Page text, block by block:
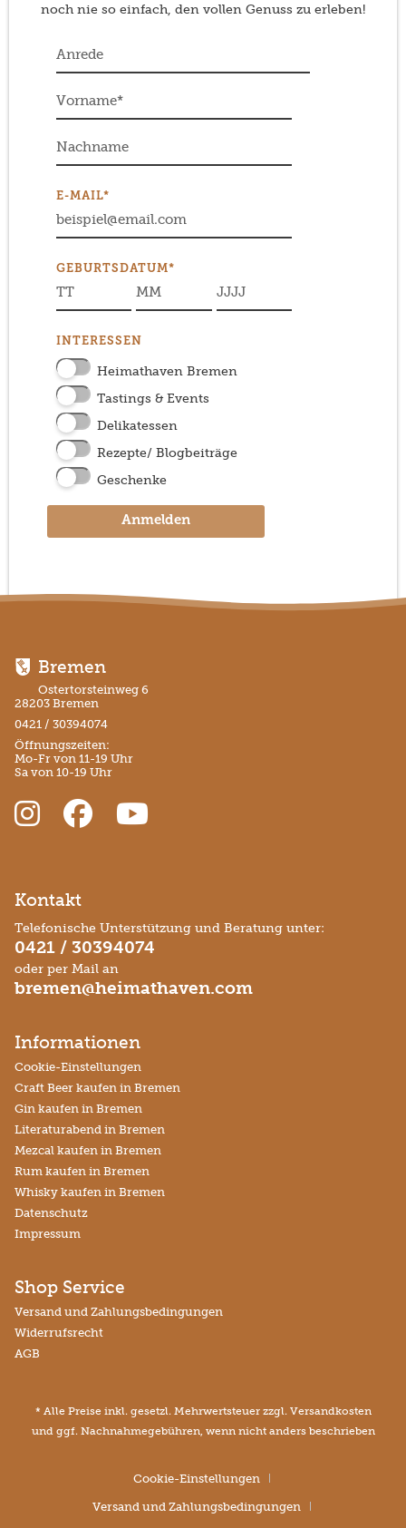
noch nie so einfach, den vollen Genuss zu erleben!
E-MAIL*
GEBURTSDATUM*
INTERESSEN
Heimathaven Bremen
Tastings & Events
Delikatessen
Rezepte/ Blogbeiträge
Geschenke
Anmelden
Bremen
Ostertorsteinweg 6
28203 Bremen
0421 / 30394074
Öffnungszeiten:
Mo-Fr von 11-19 Uhr
Sa von 10-19 Uhr
Kontakt
Telefonische Unterstützung und Beratung unter:
0421 / 30394074
oder per Mail an
bremen@heimathaven.com
Informationen
Cookie-Einstellungen
Craft Beer kaufen in Bremen
Gin kaufen in Bremen
Literaturabend in Bremen
Mezcal kaufen in Bremen
Rum kaufen in Bremen
Whisky kaufen in Bremen
Datenschutz
Impressum
Shop Service
Versand und Zahlungsbedingungen
Widerrufsrecht
AGB
* Alle Preise inkl. gesetzl. Mehrwertsteuer zzgl. Versandkosten
und ggf. Nachnahmegebühren, wenn nicht anders beschrieben
Cookie-Einstellungen
Versand und Zahlungsbedingungen